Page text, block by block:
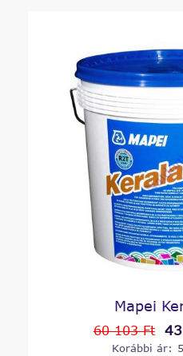
Mapei
60 103 Ft
Korábbi ár: